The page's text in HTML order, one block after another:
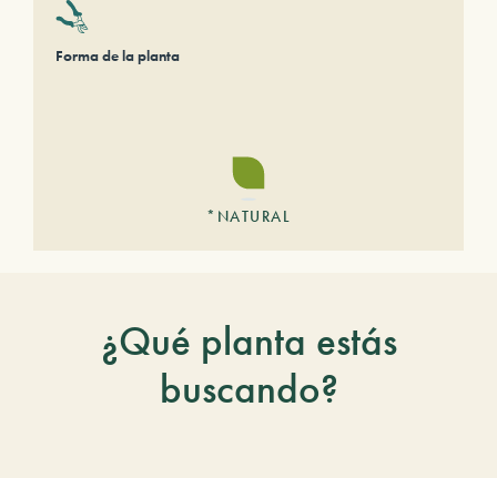
Forma de la planta
*NATURAL
¿Qué planta estás
buscando?